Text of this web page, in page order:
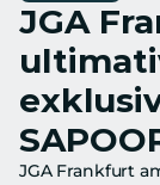
JGA
JGA Frankfurt